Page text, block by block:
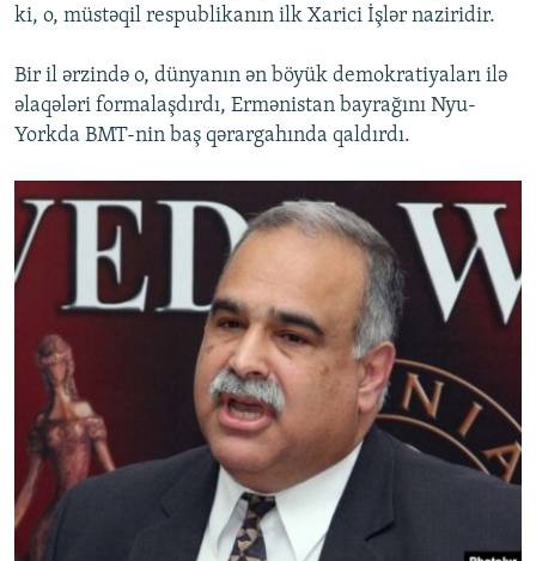
ki, o, müstəqil respublikanın ilk Xarici İşlər naziridir.
Bir il ərzində o, dünyanın ən böyük demokratiyaları ilə
əlaqələri formalaşdırdı, Ermənistan bayrağını Nyu-
Yorkda BMT-nin baş qərargahında qaldırdı.